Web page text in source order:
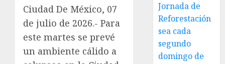
Ciudad De México, 07
de julio de 2026.- Para
este martes se prevé
un ambiente cálido a
Jornada de
Reforestación
sea cada
segundo
domingo de